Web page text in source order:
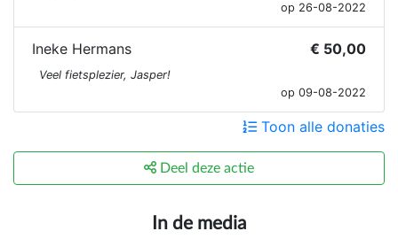
op 26-08-2022
Ineke Hermans € 50,00
Veel fietsplezier, Jasper!
op 09-08-2022
Toon alle donaties
Deel deze actie
In de media